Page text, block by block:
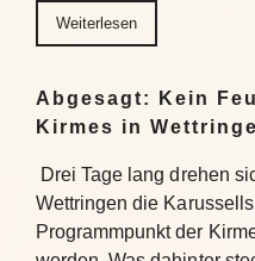
Weiterlesen
Abgesagt: Kein
Kirmes in
Drei Tage lang drehen
Wettringen die
Programmpunkt der